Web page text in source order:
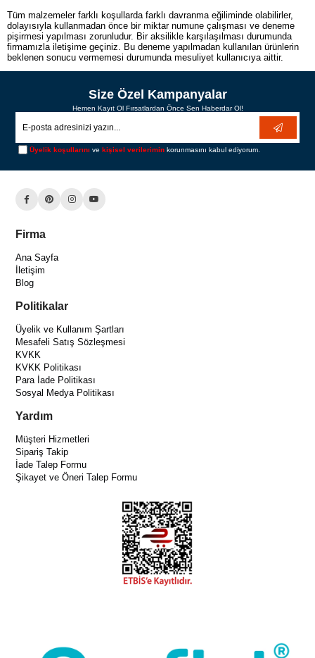
Tüm malzemeler farklı koşullarda farklı davranma eğiliminde olabilirler,
dolayısıyla kullanmadan önce bir miktar numune çalışması ve deneme
pişirmesi yapılması zorunludur. Bir aksilikle karşılaşılması durumunda
firmamızla iletişime geçiniz. Bu deneme yapılmadan kullanılan ürünlerin
beklenen sonucu vermemesi durumunda mesuliyet kullanıcıya aittir.
Size Özel Kampanyalar
Hemen Kayıt Ol Fırsatlardan Önce Sen Haberdar Ol!
Üyelik koşullarını vekişisel verilerimin korunmasını kabul ediyorum.
Firma
Ana Sayfa
İletişim
Blog
Politikalar
Üyelik ve Kullanım Şartları
Mesafeli Satış Sözleşmesi
KVKK
KVKK Politikası
Para İade Politikası
Sosyal Medya Politikası
Yardım
Müşteri Hizmetleri
Sipariş Takip
İade Talep Formu
Şikayet ve Öneri Talep Formu